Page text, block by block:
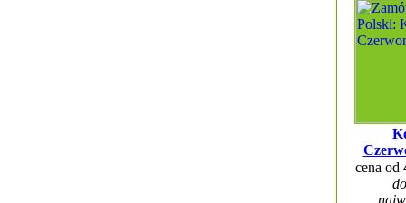
cena od